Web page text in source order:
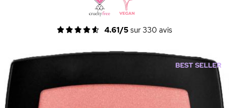
4.61/5 sur 330 avis